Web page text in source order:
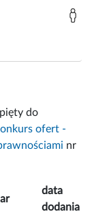
do
ofert -
nr
data
dodania